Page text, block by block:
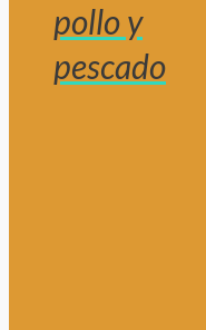
pollo y
pescado